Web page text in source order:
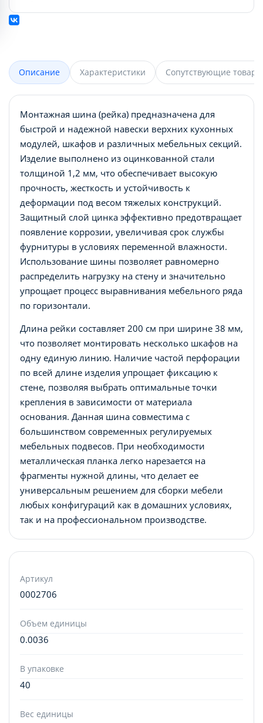
Описание Характеристики Сопутствующие товары
Монтажная шина (рейка) предназначена для
быстрой и надежной навески верхних кухонных
модулей, шкафов и различных мебельных секций.
Изделие выполнено из оцинкованной стали
толщиной 1,2 мм, что обеспечивает высокую
прочность, жесткость и устойчивость к
деформации под весом тяжелых конструкций.
Защитный слой цинка эффективно предотвращает
появление коррозии, увеличивая срок службы
фурнитуры в условиях переменной влажности.
Использование шины позволяет равномерно
распределить нагрузку на стену и значительно
упрощает процесс выравнивания мебельного ряда
по горизонтали.
Длина рейки составляет 200 см при ширине 38 мм,
что позволяет монтировать несколько шкафов на
одну единую линию. Наличие частой перфорации
по всей длине изделия упрощает фиксацию к
стене, позволяя выбрать оптимальные точки
крепления в зависимости от материала
основания. Данная шина совместима с
большинством современных регулируемых
мебельных подвесов. При необходимости
металлическая планка легко нарезается на
фрагменты нужной длины, что делает ее
универсальным решением для сборки мебели
любых конфигураций как в домашних условиях,
так и на профессиональном производстве.
Артикул
0002706
Объем единицы
0.0036
В упаковке
40
Вес единицы